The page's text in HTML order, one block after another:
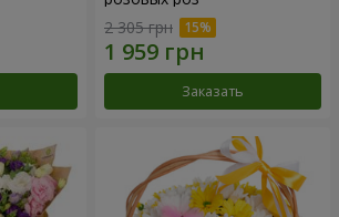
2 305 грн
Заказать